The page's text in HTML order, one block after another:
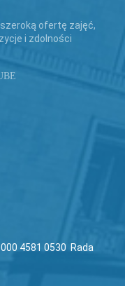
szeroką ofertę zajęć,
i zdolności
4581 0530 Rada